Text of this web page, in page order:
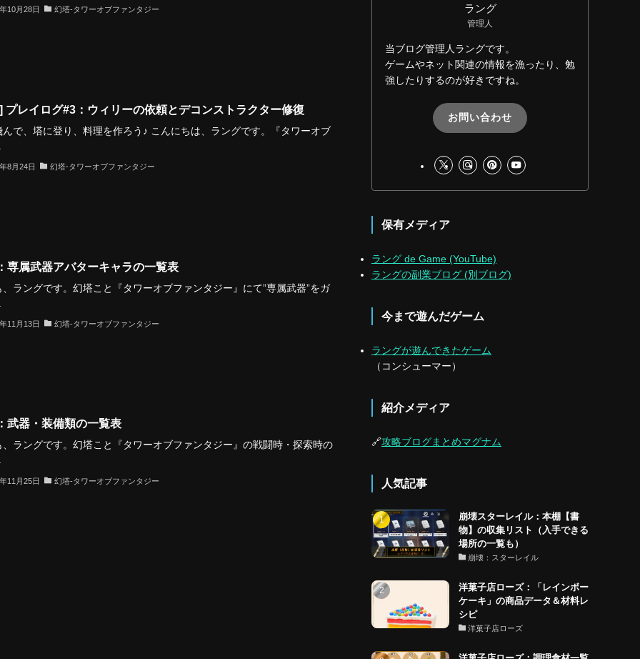
10月28日 幻塔-タワーオブファンタジー
プレイログ#3：ウィリーの依頼とデコンストラクター修復
んで、塔に登り、料理を作ろう♪ こんにちは、ラングです。『タワーオブ
8月24日 幻塔-タワーオブファンタジー
専属武器アバターキャラの一覧表
ラングです。幻塔こと『タワーオブファンタジー』にて”専属武器”をガ
11月13日 幻塔-タワーオブファンタジー
武器・装備類の一覧表
、ラングです。幻塔こと『タワーオブファンタジー』の戦闘時・探索時の
11月25日 幻塔-タワーオブファンタジー
ラング
管理人
当ブログ管理人ラングです。
ゲームやネット関連の情報を漁ったり、勉
強したりするのが好きですね。
お問い合わせ
保有メディア
ラング de Game (YouTube)
ラングの副業ブログ (別ブログ)
今まで遊んだゲーム
ラングが遊んできたゲーム
（コンシューマー）
紹介メディア
🔗攻略ブログまとめマグナム
人気記事
崩壊スターレイル：本棚【書
物】の収集リスト（入手できる
場所の一覧も）
崩壊：スターレイル
洋菓子店ローズ：「レインボー
ケーキ」の商品データ＆材料レ
シピ
洋菓子店ローズ